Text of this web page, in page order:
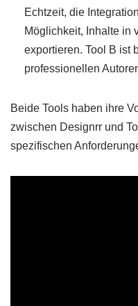
Echtzeit, die
Möglichkeit, Inhalte in
exportieren. Tool B ist
professionellen
Beide Tools haben ihre
zwischen Designrr und
spezifischen